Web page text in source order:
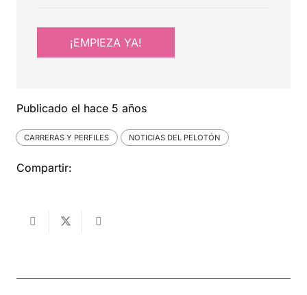
¡EMPIEZA YA!
Publicado el hace 5 años
CARRERAS Y PERFILES NOTICIAS DEL PELOTÓN
Compartir: